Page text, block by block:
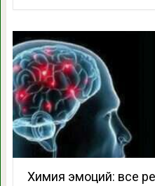
Химия эмоций: все